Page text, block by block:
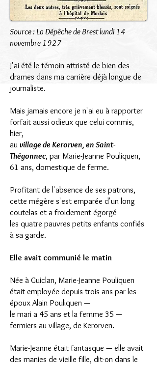
Source : La Dépêche de Brest lundi 14
novembre 1927
J'ai été le témoin attristé de bien des
drames dans ma carrière déjà longue de
journaliste.
Mais jamais encore je n'ai eu à rapporter
forfait aussi odieux que celui commis,
hier,
au village de Kerorven, en Saint-
Thégonnec, par Marie-Jeanne Pouliquen,
61 ans, domestique de ferme.
Profitant de l'absence de ses patrons,
cette mégère s'est emparée d'un long
coutelas et a froidement égorgé
les quatre pauvres petits enfants confiés
à sa garde.
Elle avait communié le matin
Née à Guiclan, Marie-Jeanne Pouliquen
était employée depuis trois ans par les
époux Alain Pouliquen —
le mari a 45 ans et la femme 35 —
fermiers au village, de Kerorven.
Marie-Jeanne était fantasque — elle avait
des manies de vieille fille, dit-on dans le